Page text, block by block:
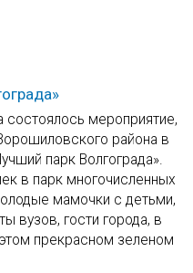
мероприятие,
района в
парк Волгограда».
в парк многочисленных
мамочки с детьми,
вузов, гости города, в
прекрасном зеленом